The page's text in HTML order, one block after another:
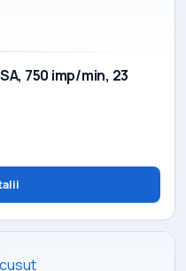
750 imp/min, 23